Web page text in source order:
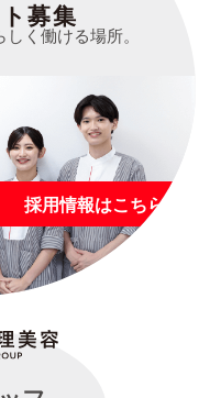
募集
く働ける場所。
採用情報はこちら